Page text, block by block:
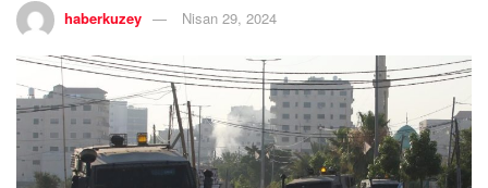
haberkuzey Nisan 29, 2024